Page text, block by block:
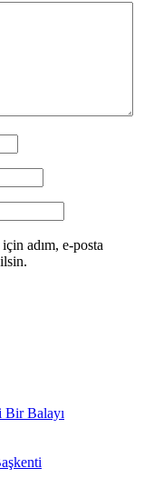
adım, e-posta
Bir Balayı